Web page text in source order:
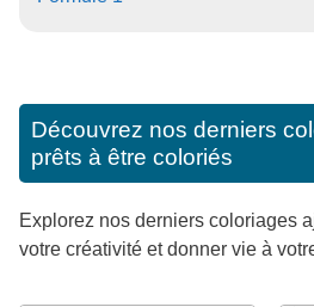
Découvrez nos derniers
prêts à être coloriés
Explorez nos derniers coloriages
votre créativité et donner vie à